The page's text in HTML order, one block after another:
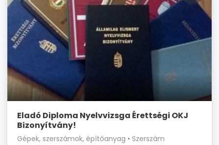
Eladó Diploma Nyelvvizsga Érettségi OKJ
Bizonyítvány!
Gépek, szerszámok, építőanyag • Szerszám